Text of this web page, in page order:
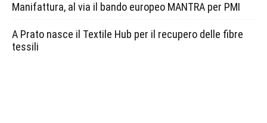
Manifattura, al via il bando europeo MANTRA per PMI
A Prato nasce il Textile Hub per il recupero delle fibre
tessili